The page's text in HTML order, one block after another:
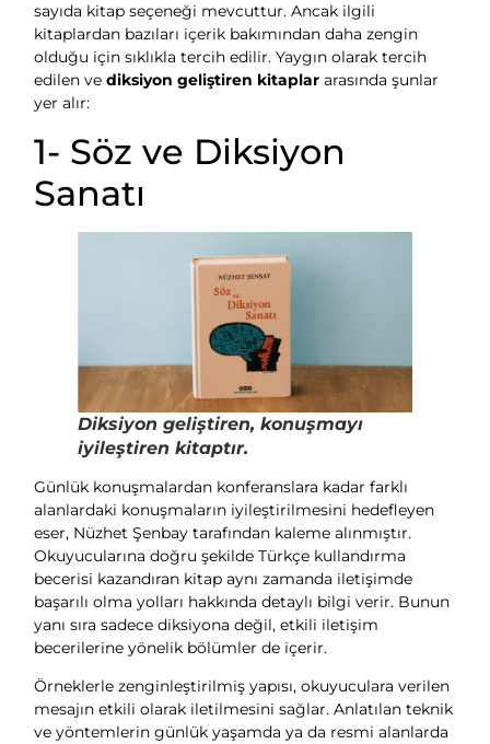
sayıda kitap seçeneği mevcuttur. Ancak ilgili
kitaplardan bazıları içerik bakımından daha zengin
olduğu için sıklıkla tercih edilir. Yaygın olarak tercih
edilen vediksiyon geliştiren kitaplar arasında şunlar
yer alır:
1- Söz ve Diksiyon
Sanatı
Diksiyon geliştiren, konuşmayı
iyileştiren kitaptır.
Günlük konuşmalardan konferanslara kadar farklı
alanlardaki konuşmaların iyileştirilmesini hedefleyen
eser, Nüzhet Şenbay tarafından kaleme alınmıştır.
Okuyucularına doğru şekilde Türkçe kullandırma
becerisi kazandıran kitap aynı zamanda iletişimde
başarılı olma yolları hakkında detaylı bilgi verir. Bunun
yanı sıra sadece diksiyona değil, etkili iletişim
becerilerine yönelik bölümler de içerir.
Örneklerle zenginleştirilmiş yapısı, okuyuculara verilen
mesajın etkili olarak iletilmesini sağlar. Anlatılan teknik
ve yöntemlerin günlük yaşamda ya da resmi alanlarda